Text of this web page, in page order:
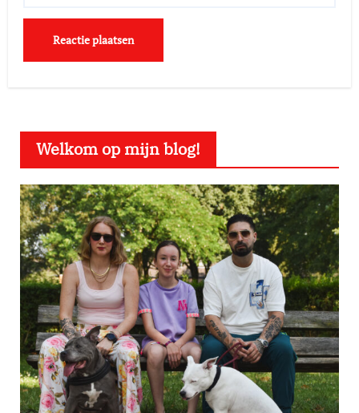
Welkom op mijn blog!